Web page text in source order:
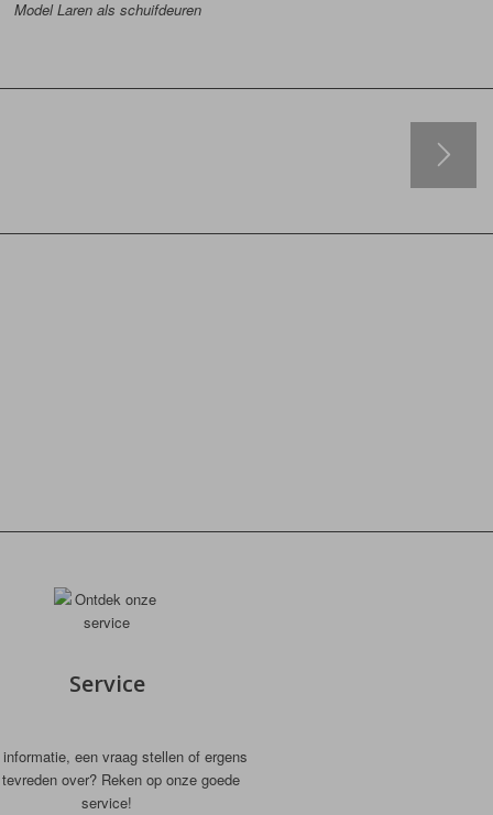
Model Laren als schuifdeuren
Service
een vraag stellen of ergens
over? Reken op onze goede
service!